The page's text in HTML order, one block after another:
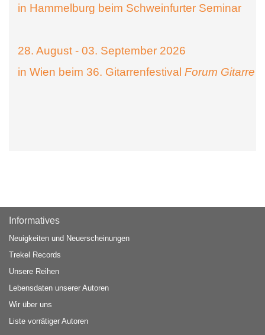
in Hammelburg beim Schweinfurter Seminar
28. August - 03. September 2026
in Wien beim 36. Gitarrenfestival Forum Gitarre
Informatives
Neuigkeiten und Neuerscheinungen
Trekel Records
Unsere Reihen
Lebensdaten unserer Autoren
Wir über uns
Liste vorrätiger Autoren